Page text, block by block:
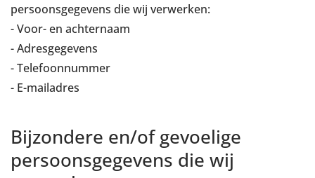
persoonsgegevens die wij verwerken:
- Voor- en achternaam
- Adresgegevens
- Telefoonnummer
- E-mailadres
Bijzondere en/of gevoelige
persoonsgegevens die wij